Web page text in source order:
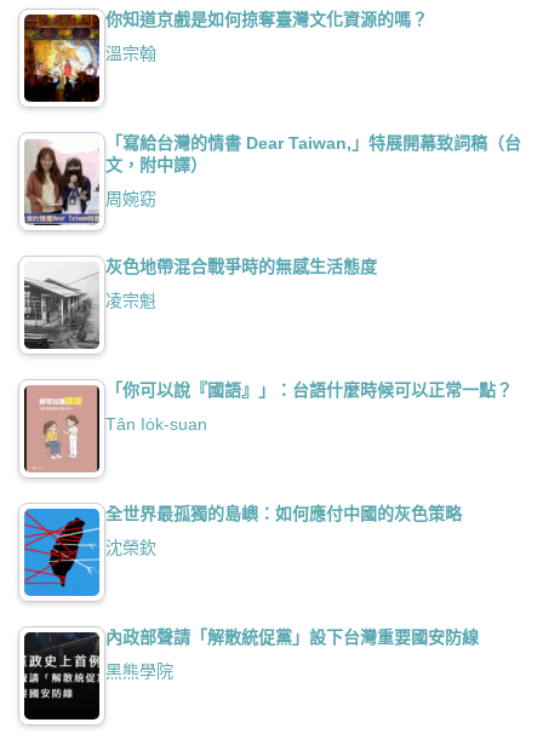
你知道京戲是如何掠奪臺灣文化資源的嗎？
溫宗翰
「寫給台灣的情書 Dear Taiwan,」特展開幕致詞稿（台
文，附中譯）
周婉窈
灰色地帶混合戰爭時的無感生活態度
凌宗魁
「你可以說『國語』」：台語什麼時候可以正常一點？
Tân Io̍k-suan
全世界最孤獨的島嶼：如何應付中國的灰色策略
沈榮欽
內政部聲請「解散統促黨」設下台灣重要國安防線
黑熊學院